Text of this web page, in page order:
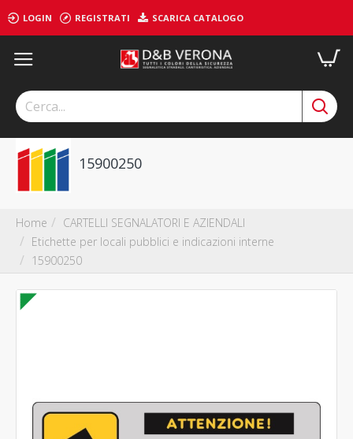
LOGIN REGISTRATI SCARICA CATALOGO
Home
CARTELLI SEGNALATORI E AZIENDALI
Etichette per locali pubblici e indicazioni interne
15900250
15900250